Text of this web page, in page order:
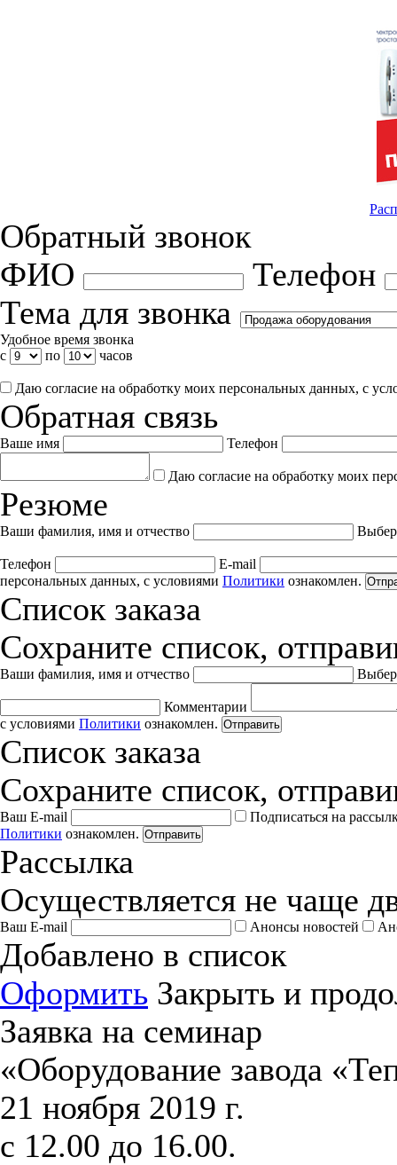
Обратный звонок
ФИО
Телефон
Тема для звонка
Удобное время звонка
с
по часов
Даю согласие на обработку моих персональных данных, с
Обратная связь
Ваше имя Телефон
Даю согласие на обработку моих
Резюме
Ваши фамилия, имя и отчество
Телефон
E-mail
персональных данных, с условиями Политики ознакомлен.
Список заказа
Сохраните список,
Ваши фамилия, имя и отчество
Комментарии
с условиями Политики ознакомлен. Отправить
Список заказа
Сохраните список,
Ваш E-mail
Подписаться на
Политики ознакомлен. Отправить
Рассылка
Осуществляется не чаще
Ваш E-mail Анонсы новостей
Добавлено в список
Оформить Закрыть и
Заявка на семинар
«Оборудование завода
21 ноября 2019 г.
с 12.00 до 16.00.